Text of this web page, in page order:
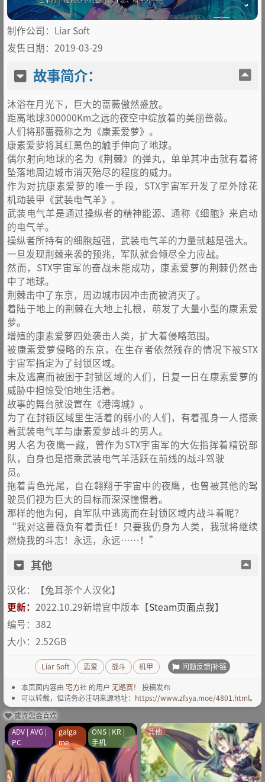
制作公司：Liar Soft
发售日期：2019-03-29
故事简介：
沐浴在月光下，巨大的蔷薇傲然盛放。
距离地球300000Km之远的夜空中绽放着的美丽蔷薇。
人们将那蔷薇称之为《康素爱萝》。
康素爱萝将其红黑色的触手伸向了地球。
偶尔射向地球的名为《荆棘》的弹丸，单单其冲击就有着将
坠落地周边城市消灭殆尽的程度的威力。
作为对抗康素爱萝的唯一手段，STX宇宙军开发了星外除花
机动装甲《武装电气羊》。
武装电气羊是通过操纵者的精神能源、通称《细胞》来启动
的电气羊。
操纵者所持有的细胞越强，武装电气羊的力量就越是强大。
一旦发现荆棘来袭的预兆，军队就会倾尽全力应战。
然而，STX宇宙军的奋战未能成功，康素爱萝的荆棘仍然击
中了地球。
荆棘击中了东京，周边城市因冲击而被消灭了。
着陆于地上的荆棘在大地上扎根，萌发了大量小型的康素爱
萝。
增殖的康素爱萝四处袭击人类，扩大着侵略范围。
被康素爱萝侵略的东京，在生存者依然残存的情况下被STX
宇宙军指定为了封锁区域。
未及逃离而被困于封锁区域的人们，日复一日在康素爱萝的
威胁中担惊受怕地生活着。
故事的舞台就设置在《港湾城》。
为了在封锁区域里生活着的弱小的人们，有着孤身一人搭乘
着武装电气羊与康素爱萝战斗的男人。
男人名为夜鹰一藏，曾作为STX宇宙军的大佐指挥着精锐部
队，自身也是搭乘武装电气羊活跃在前线的战斗驾驶
员。
拖着青色光尾，自在翱翔于宇宙中的夜鹰，也曾被其他的驾
驶员们视为巨大的目标而深深憧憬着。
那样的他为何，自军队中逃离而在封锁区域内战斗着呢？
“我对这蔷薇负有着责任！只要我仍身为人类，我就将继续
燃烧我的斗志！永远，永远……！”
其他
汉化：【兔耳茶个人汉化】
更新： 2022.10.29新增官中版本【Steam页面点我】
编号：382
大小：2.52GB
Liar Soft 恋爱 战斗 机甲 问题反馈|补链
本页面内容由 宅方社 的用户 无路赛！
投稿发布
可以转载，但请务必注明来源地址： https://www.zfsya.moe/4801.html。
或许您会喜欢
ADV | AVG |
PC
galga
me
ONS | KR |
手机
其他